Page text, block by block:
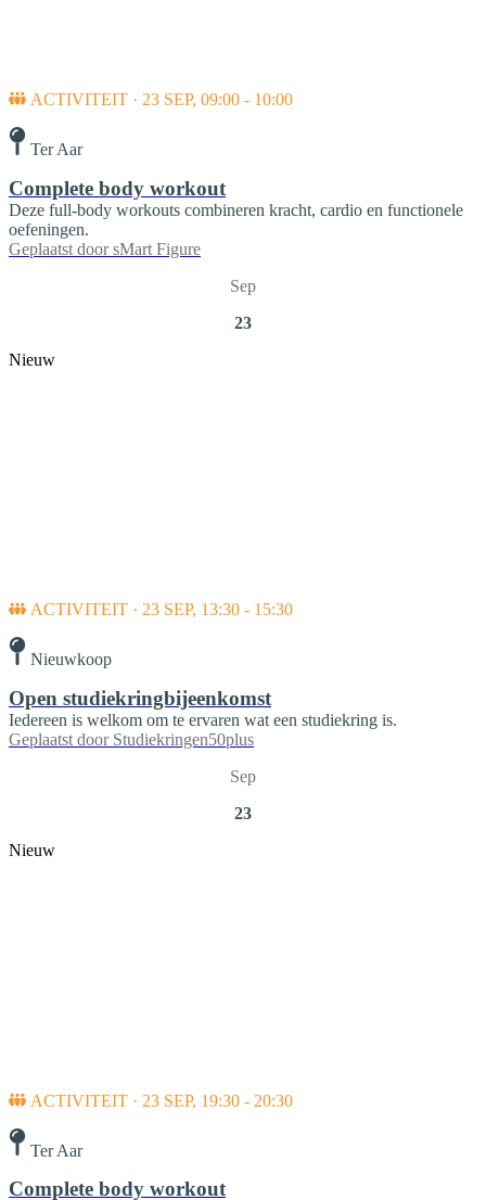
ACTIVITEIT · 23 SEP, 09:00 - 10:00
Ter Aar
Complete body workout
Deze full-body workouts combineren kracht, cardio en functionele
oefeningen.
Geplaatst door sMart Figure
Sep
23
Nieuw
ACTIVITEIT · 23 SEP, 13:30 - 15:30
Nieuwkoop
Open studiekringbijeenkomst
Iedereen is welkom om te ervaren wat een studiekring is.
Geplaatst door Studiekringen50plus
Sep
23
Nieuw
ACTIVITEIT · 23 SEP, 19:30 - 20:30
Ter Aar
Complete body workout